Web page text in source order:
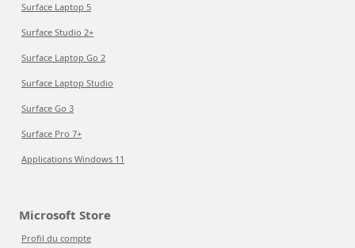
Surface Laptop 5
Surface Studio 2+
Surface Laptop Go 2
Surface Laptop Studio
Surface Go 3
Surface Pro 7+
Applications Windows 11
Microsoft Store
Profil du compte